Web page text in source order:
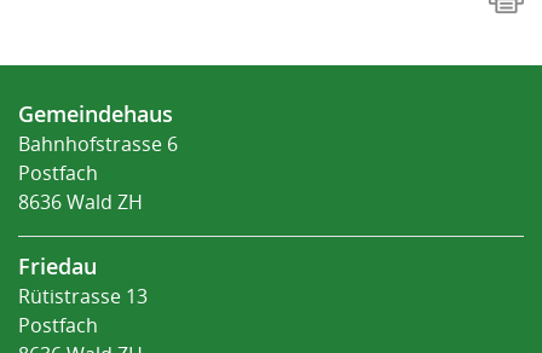
Fusszeile
Gemeindehaus
Bahnhofstrasse 6
Postfach
8636 Wald ZH
Friedau
Rütistrasse 13
Postfach